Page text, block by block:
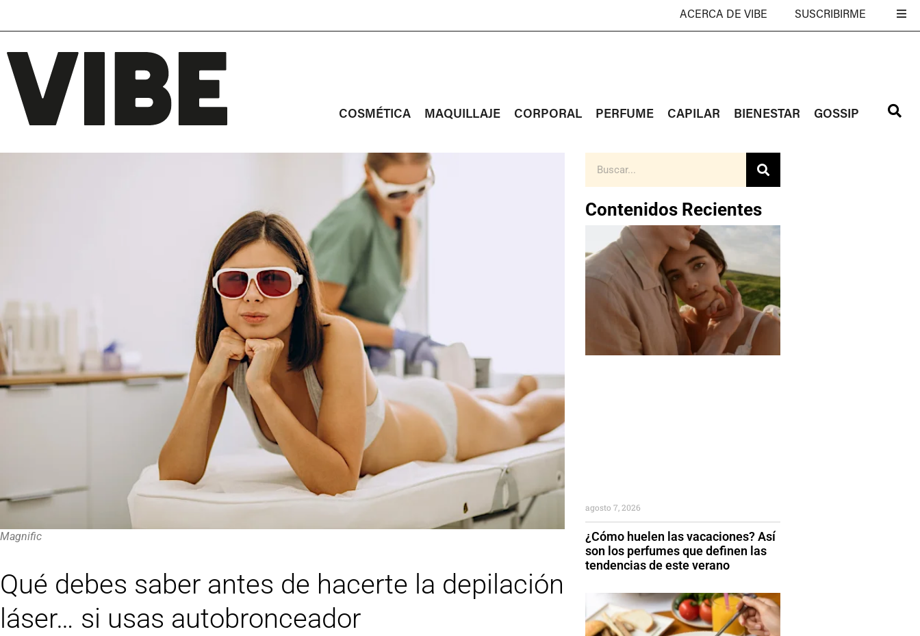
ACERCA DE VIBE SUSCRIBIRME
COSMÉTICA MAQUILLAJE CORPORAL PERFUME CAPILAR BIENESTAR GOSSIP
Magnific
Qué debes saber antes de hacerte la depilación
láser… si usas autobronceador
Contenidos Recientes
¿Cómo huelen las vacaciones? Así
son los perfumes que definen las
tendencias de este verano
agosto 7, 2026